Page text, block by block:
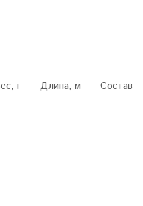
г Длина, м Состав